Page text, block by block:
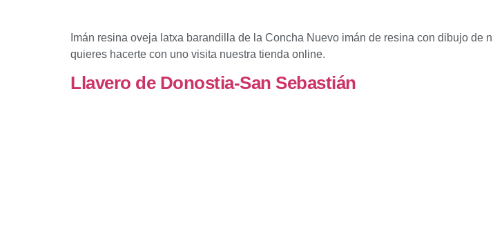
Imán resina oveja latxa barandilla de la Concha Nuevo imán de resina con dibujo
quieres hacerte con uno visita nuestra tienda online.
Llavero de Donostia-San Sebastián